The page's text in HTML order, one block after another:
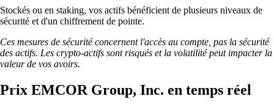
Stockés ou en staking, vos actifs bénéficient de plusieurs niveaux de
sécurité et d'un chiffrement de pointe.
Ces mesures de sécurité concernent l'accès au compte, pas la sécurité
des actifs. Les crypto-actifs sont risqués et la volatilité peut impacter la
valeur de vos avoirs.
Prix EMCOR Group, Inc. en temps réel